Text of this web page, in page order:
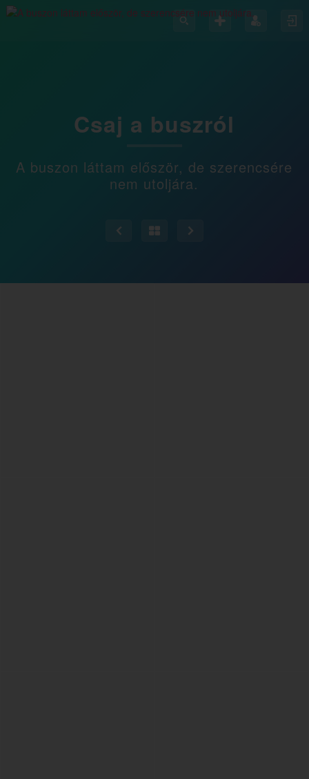
Csaj a buszról
A buszon láttam először, de szerencsére
nem utoljára.